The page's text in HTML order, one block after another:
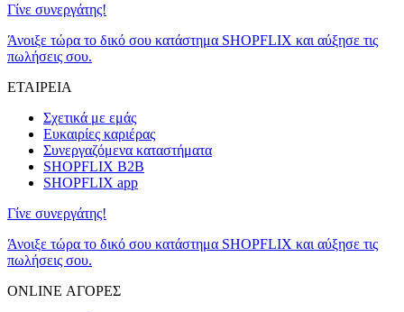
Γίνε συνεργάτης!
Άνοιξε τώρα το δικό σου κατάστημα SHOPFLIX και αύξησε τις
πωλήσεις σου.
ΕΤΑΙΡΕΙΑ
Σχετικά με εμάς
Ευκαιρίες καριέρας
Συνεργαζόμενα καταστήματα
SHOPFLIX B2B
SHOPFLIX app
Γίνε συνεργάτης!
Άνοιξε τώρα το δικό σου κατάστημα SHOPFLIX και αύξησε τις
πωλήσεις σου.
ONLINE ΑΓΟΡΕΣ